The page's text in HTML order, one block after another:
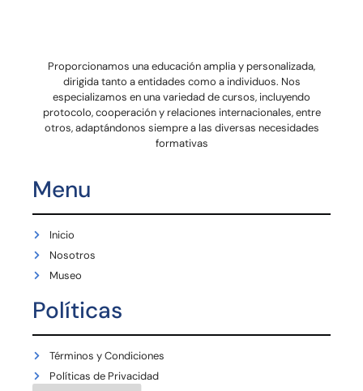
Proporcionamos una educación amplia y personalizada,
dirigida tanto a entidades como a individuos. Nos
especializamos en una variedad de cursos, incluyendo
protocolo, cooperación y relaciones internacionales, entre
otros, adaptándonos siempre a las diversas necesidades
formativas
Menu
Inicio
Nosotros
Museo
Políticas
Términos y Condiciones
Políticas de Privacidad